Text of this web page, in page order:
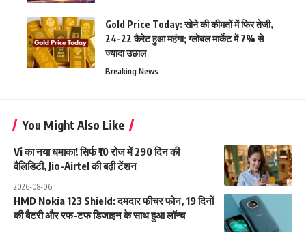
Gold Price Today: सोने की कीमतों में फिर तेजी,
24-22 कैरेट हुआ महंगा; ग्लोबल मार्केट में 7% से
ज्यादा उछाल
Breaking News
You Might Also Like
Vi का नया धमाका! सिर्फ ₹10 रोज में 290 दिन की
वैलिडिटी, Jio-Airtel की बढ़ी टेंशन
2026-08-06
HMD Nokia 123 Shield: दमदार फीचर फोन, 19 दिनों
की बैटरी और रफ-टफ डिजाइन के साथ हुआ लॉन्च